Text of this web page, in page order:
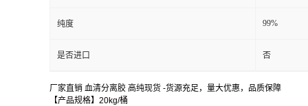
纯度 99%
是否进口 否
厂家直销 血清分离胶 高纯现货 -货源充足，量大优惠，品质保障
【产品规格】20kg/桶